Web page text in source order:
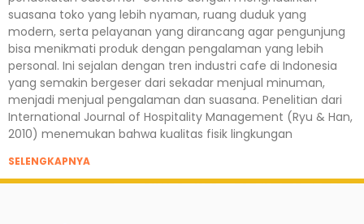
suasana toko yang lebih nyaman, ruang duduk yang
modern, serta pelayanan yang dirancang agar pengunjung
bisa menikmati produk dengan pengalaman yang lebih
personal. Ini sejalan dengan tren industri cafe di Indonesia
yang semakin bergeser dari sekadar menjual minuman,
menjadi menjual pengalaman dan suasana. Penelitian dari
International Journal of Hospitality Management (Ryu & Han,
2010) menemukan bahwa kualitas fisik lingkungan
SELENGKAPNYA